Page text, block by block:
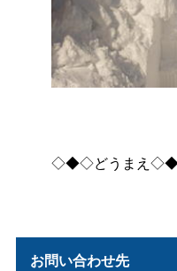
◇◆◇どうまえ
お問い合わせ先